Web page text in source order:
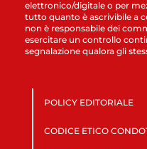
elettronico/digitale o per
tutto quanto è ascrivibile a
non è responsabile dei
esercitare un controllo
segnalazione qualora gli
POLICY EDITORIALE
CODICE ETICO